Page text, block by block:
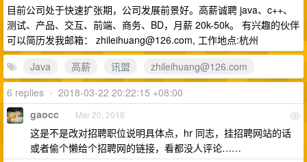
目前公司处于快速扩张期，公司发展前景好。高薪诚聘 java、c++、
测试、产品、交互、前端、商务、BD，月薪 20k-50k。 有兴趣的伙伴
可以简历发我邮箱： zhileihuang@126.com, 工作地点:杭州
Java
高薪 讯盟
zhileihuang@126.com
6 replies • 2018-03-22 20:22:15 +08:00
1
gaocc Mar 20, 2018
这是不是改对招聘职位说明具体点，hr 同志，挂招聘网站的话
或者偷个懒给个招聘网的链接，看都没人评论……